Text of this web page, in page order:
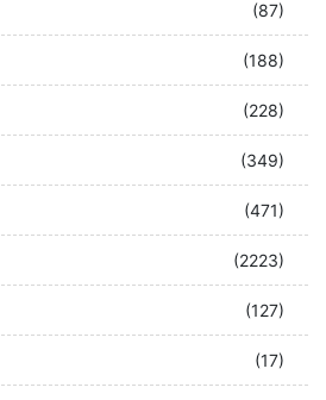
(87)
(188)
(228)
(349)
(471)
(2223)
(127)
(17)